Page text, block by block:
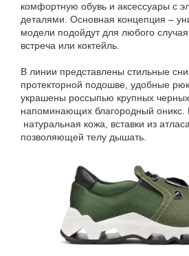
комфортную обувь и аксессуары с
деталями. Основная концепция –
модели подойдут для любого
встреча или коктейль.
В линии представлены стильные
протекторной подошве, удобные
украшены россыпью крупных черных
напоминающих благородный
натуральная кожа, вставки из
позволяющей телу дышать.